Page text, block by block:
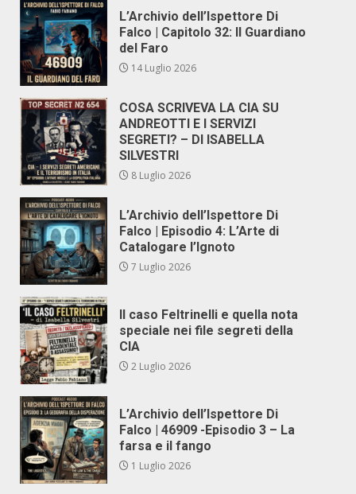
L’Archivio dell’Ispettore Di
Falco | Capitolo 32: Il Guardiano
del Faro
14 Luglio 2026
COSA SCRIVEVA LA CIA SU
ANDREOTTI E I SERVIZI
SEGRETI? – DI ISABELLA
SILVESTRI
8 Luglio 2026
L’Archivio dell’Ispettore Di
Falco | Episodio 4: L’Arte di
Catalogare l’Ignoto
7 Luglio 2026
Il caso Feltrinelli e quella nota
speciale nei file segreti della
CIA
2 Luglio 2026
L’Archivio dell’Ispettore Di
Falco | 46909 -Episodio 3 – La
farsa e il fango
1 Luglio 2026